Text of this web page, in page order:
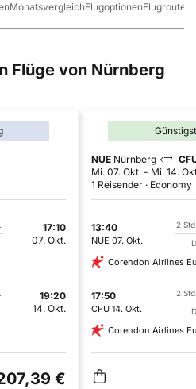
MonatsvergleichFlugoptionenFlugrouten
Flüge von Nürnberg
17:10
07. Okt.
19:20
14. Okt.
€
NUE Nürnberg
Mi. 07. Okt. - Mi. 14.
1 Reisender
Economy
13:40
NUE 07. Okt.
2
Corendon Airlines
17:50
CFU 14. Okt.
2
Corendon Airlines